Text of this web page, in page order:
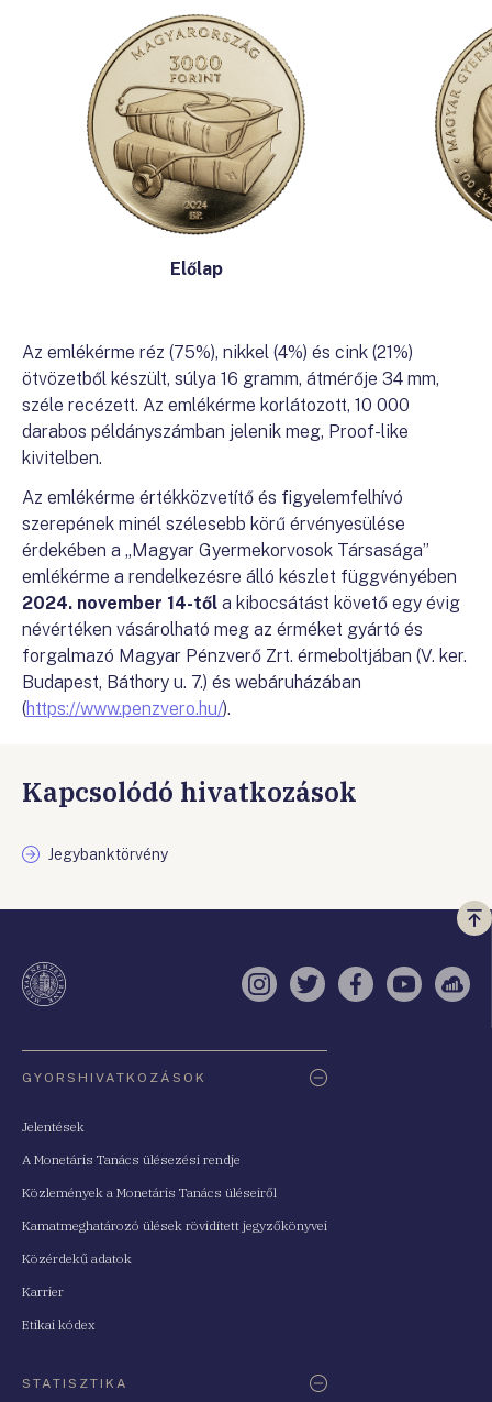
Előlap
Az emlékérme réz (75%), nikkel (4%) és cink (21%)
ötvözetből készült, súlya 16 gramm, átmérője 34 mm,
széle recézett. Az emlékérme korlátozott, 10 000
darabos példányszámban jelenik meg, Proof-like
kivitelben.
Az emlékérme értékközvetítő és figyelemfelhívó
szerepének minél szélesebb körű érvényesülése
érdekében a „Magyar Gyermekorvosok Társasága”
emlékérme a rendelkezésre álló készlet függvényében
2024. november 14-től a kibocsátást követő egy évig
névértéken vásárolható meg az érméket gyártó és
forgalmazó Magyar Pénzverő Zrt. érmeboltjában (V. ker.
Budapest, Báthory u. 7.) és webáruházában
(https://www.penzvero.hu/).
Kapcsolódó hivatkozások
Jegybanktörvény
a
Instagram
TwitterFacebook
YouTube
GYORSHIVATKOZÁSOK
Jelentések
A Monetáris Tanács ülésezési rendje
Közlemények a Monetáris Tanács üléseiről
Kamatmeghatározó ülések rövidített jegyzőkönyvei
Közérdekű adatok
Karrier
Etikai kódex
STATISZTIKA